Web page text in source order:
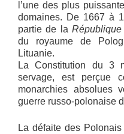
l’une des plus
domaines. De 1667 à
partie de la
du royaume de
Lituanie.
La Constitution du 3
servage, est perçue
monarchies absolues
guerre russo-polonaise
La défaite des